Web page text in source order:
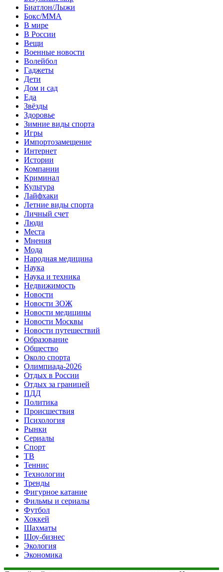
Биатлон/Лыжи
Бокс/MMA
В мире
В России
Вещи
Военные новости
Волейбол
Гаджеты
Дети
Дом и сад
Еда
Звёзды
Здоровье
Зимние виды спорта
Игры
Импортозамещение
Интернет
Истории
Компании
Криминал
Культура
Лайфхаки
Летние виды спорта
Личный счет
Люди
Места
Мнения
Мода
Народная медицина
Наука
Наука и техника
Недвижимость
Новости
Новости ЗОЖ
Новости медицины
Новости Москвы
Новости путешествий
Образование
Общество
Около спорта
Олимпиада-2026
Отдых в России
Отдых за границей
ПДД
Политика
Происшествия
Психология
Рынки
Сериалы
Спорт
ТВ
Теннис
Технологии
Тренды
Фигурное катание
Фильмы и сериалы
Футбол
Хоккей
Шахматы
Шоу-бизнес
Экология
Экономика